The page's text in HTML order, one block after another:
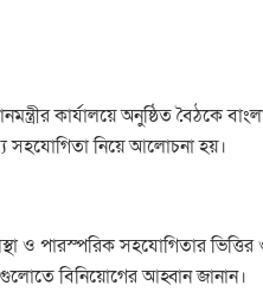
কার্যালয়ে অনুষ্ঠিত বৈঠকে
সহযোগিতা নিয়ে আলোচনা হয়।
ও পারস্পরিক সহযোগিতার
বিনিয়োগের আহ্বান জানান।